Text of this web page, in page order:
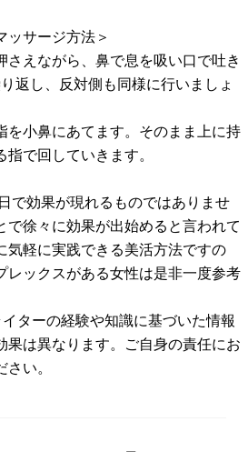
ッサージ方法＞
さえながら、鼻で息を吸い口で吐き
返し、反対側も同様に行いましょ
を小鼻にあてます。そのまま上に持
で回していきます。
で効果が現れるものではありませ
で徐々に効果が出始めると言われて
気軽に実践できる美活方法ですの
レックスがある女性は是非一度参考
ターの経験や知識に基づいた情報
果は異なります。ご自身の責任にお
い。